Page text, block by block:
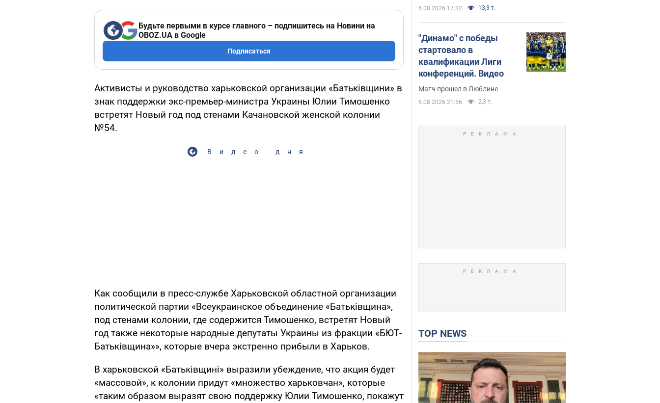
Будьте первыми в курсе главного – подпишитесь на Новини на
OBOZ.UA в Google
Подписаться
Активисты и руководство харьковской организации «Батьківщини» в
знак поддержки экс-премьер-министра Украины Юлии Тимошенко
встретят Новый год под стенами Качановской женской колонии
№54.
Видео дня
Как сообщили в пресс-службе Харьковской областной организации
политической партии «Всеукраинское объединение «Батьківщина»,
под стенами колонии, где содержится Тимошенко, встретят Новый
год также некоторые народные депутаты Украины из фракции «БЮТ-
Батьківщина»», которые вчера экстренно прибыли в Харьков.
В харьковской «Батьківщині» выразили убеждение, что акция будет
«массовой», к колонии придут «множество харьковчан», которые
«таким образом выразят свою поддержку Юлии Тимошенко, покажут
6.08.2026 17:32 13,3 т.
"Динамо" с победы
стартовало в
квалификации Лиги
конференций. Видео
Матч прошел в Люблине
6.08.2026 21:56 2,3 т.
TOP NEWS